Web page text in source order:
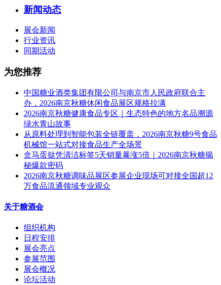
新闻动态
展会新闻
行业资讯
同期活动
为您推荐
中国糖业酒类集团有限公司与南京市人民政府联合主
办，2026南京秋糖休闲食品展区规格拉满
2026南京秋糖健康食品专区｜生态特色的地方名品溯源
绿水青山故事
从原料处理到智能包装全链覆盖，2026南京秋糖9号食品
机械馆一站式对接食品生产全场景
盒马蛋挞凭清洁标签5天销量暴涨5倍｜2026南京秋糖揭
秘爆款密码
2026南京秋糖调味品展区参展企业现场可对接全国超12
万食品流通领域专业观众
关于糖酒会
组织机构
日程安排
展会亮点
参展范围
展会概况
论坛活动